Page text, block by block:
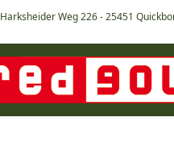
Harksheider Weg 226 - 25451